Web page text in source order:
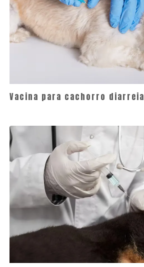
Vacina para cachorro diarreia